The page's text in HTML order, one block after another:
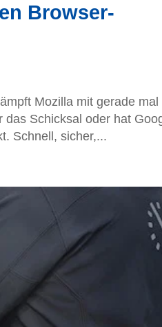
Browser-
Mozilla mit gerade mal
das Schicksal oder hat
Schnell, sicher,...